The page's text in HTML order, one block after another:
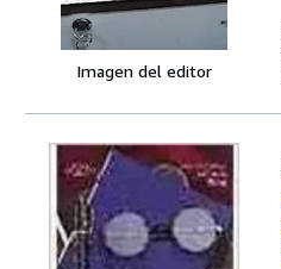
Imagen del editor